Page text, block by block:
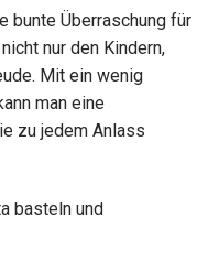
bunte Überraschung für
nur den Kindern,
Mit ein wenig
man eine
zu jedem Anlass
basteln und